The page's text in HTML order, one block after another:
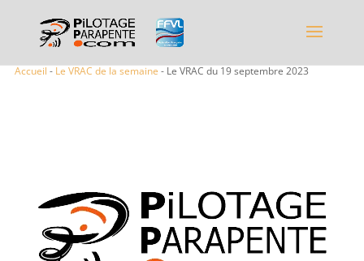
Accueil - Le VRAC de la semaine - Le VRAC du 19 septembre 2023